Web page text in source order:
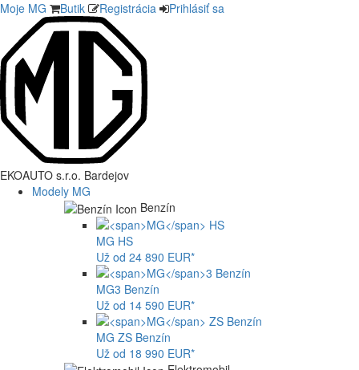
Moje MG Butik Registrácia Prihlásiť sa
EKOAUTO s.r.o. Bardejov
Modely MG
Benzín
MG HS
Už od 24 890 EUR*
MG3 Benzín
Už od 14 590 EUR*
MG ZS Benzín
Už od 18 990 EUR*